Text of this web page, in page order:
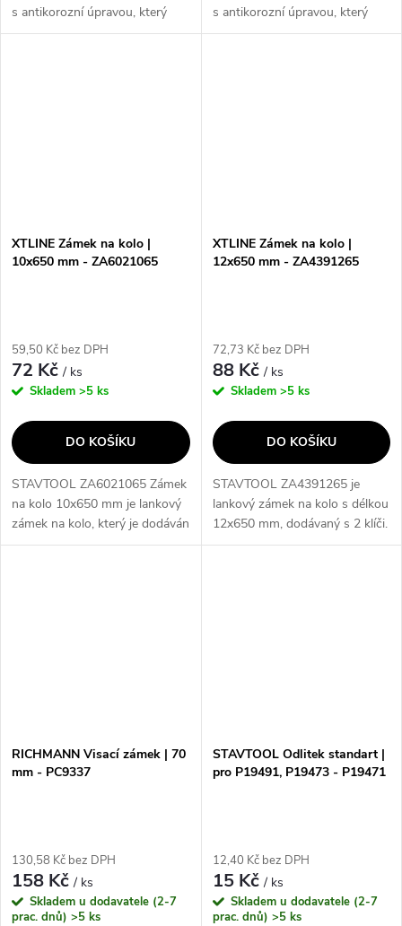
s antikorozní úpravou, který
poskytuje vysokou úroveň
s antikorozní úpravou, který
poskytuje vysokou úroveň
XTLINE Zámek na kolo |
10x650 mm - ZA6021065
59,50 Kč bez DPH
72 Kč/ ks
Skladem >5 ks
DO KOŠÍKU
STAVTOOL ZA6021065 Zámek
na kolo 10x650 mm je lankový
zámek na kolo, který je dodáván
s 2 klíči. Tento zámek je
XTLINE Zámek na kolo |
12x650 mm - ZA4391265
72,73 Kč bez DPH
88 Kč/ ks
Skladem >5 ks
DO KOŠÍKU
STAVTOOL ZA4391265 je
lankový zámek na kolo s délkou
12x650 mm, dodávaný s 2 klíči.
Tento zámek poskytuje
RICHMANN Visací zámek | 70
mm - PC9337
130,58 Kč bez DPH
158 Kč/ ks
Skladem u dodavatele (2-7
prac. dnů) >5 ks
STAVTOOL Odlitek standart |
pro P19491, P19473 - P19471
12,40 Kč bez DPH
15 Kč/ ks
Skladem u dodavatele (2-7
prac. dnů) >5 ks